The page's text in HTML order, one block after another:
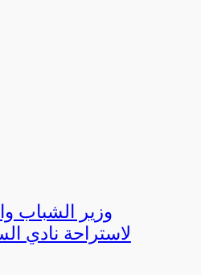
وزير الشباب
لاستراحة نادي